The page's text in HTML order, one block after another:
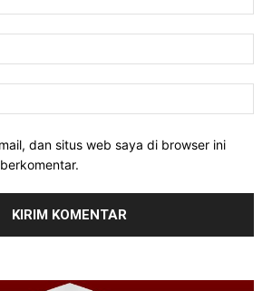
dan situs web saya di browser ini